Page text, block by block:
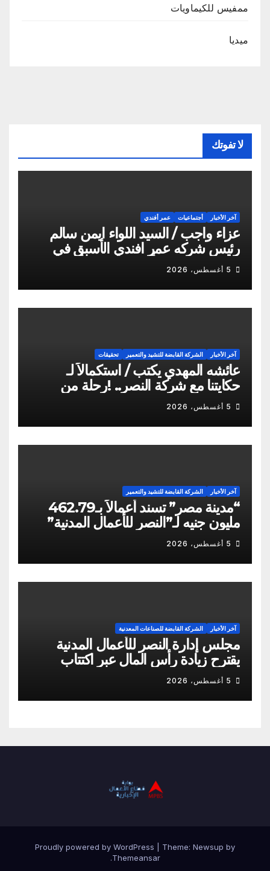
ممفيس للكيماويات
ميديا
لا تفوتك
آخر الأخبار أجتماعيات عمر أفندي
عزاء واجب / السيد اللواء ايمن سالم
رئيس شركه عمر افندي الأسبق في
وفاه المغفور له أخو سيادته م أيمن
سالم
5 أغسطس، 2026
آخر الأخبار الشركة القابضة للتشيد والتعمير تحقيقات
عائشه المهدي يكتب / استكمالاً لـ
حكايتنا مع شركة النصر.. !رحلة من
الشكاوى ومزيد من التعنت المستمر.. و
لجوء للقابضة إلى صدمة الكواليس!
5 أغسطس، 2026
آخر الأخبار الشركة القابضة للتشيد والتعمير
“مدينة مصر” تسند أعمالاً بـ462.79
مليون جنيه لـ”النصر للأعمال المدنية”
5 أغسطس، 2026
آخر الأخبار الشركة القابضة للصناعات المعدنية
مجلس إدارة النصر للأعمال المدنية
يقترح زيادة رأس المال عبر اكتتاب
نقدي
5 أغسطس، 2026
Proudly powered by WordPress Theme: Newsup by
Themeansar
.